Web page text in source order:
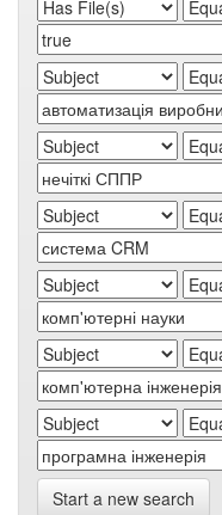
Start a new search